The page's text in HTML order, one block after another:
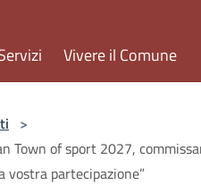
Vivere il Comune
>
Town of sport 2027,
vostra partecipazione”